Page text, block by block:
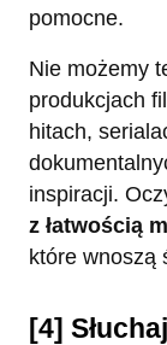
pomocne.
Nie możemy
produkcjach
hitach,
inspiracji.
z łatwością
które wnoszą
[4]